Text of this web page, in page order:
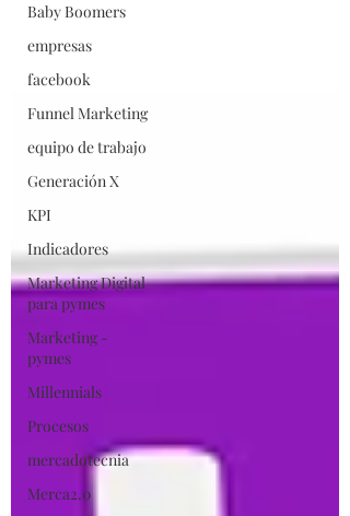
Baby Boomers
empresas
facebook
Funnel Marketing
equipo de trabajo
Generación X
KPI
Indicadores
Marketing Digital
para pymes
Marketing -
pymes
Millennials
Procesos
mercadotecnia
Merca2.0